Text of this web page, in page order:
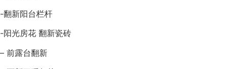
-翻新阳台栏杆
-阳光房花 翻新瓷砖
– 前露台翻新